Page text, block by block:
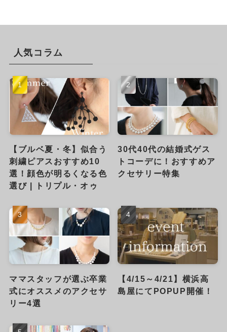
人気コラム
【ブルベ夏・冬】似合う
刺繍ピアスおすすめ10
選！顔色が明るくなる色
選び | トリプル・オゥ
30代40代の結婚式ゲス
トコーデに！おすすめア
クセサリー特集
ママスタッフが選ぶ卒業
式にオススメのアクセサ
リー4選
【4/15～4/21】横浜高
島屋にてPOPUP開催！